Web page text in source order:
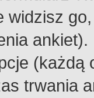
widzisz
trwania